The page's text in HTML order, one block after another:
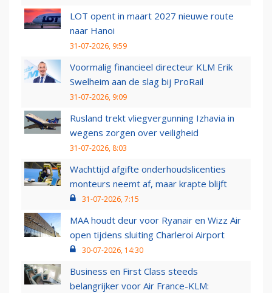
LOT opent in maart 2027 nieuwe route
naar Hanoi
31-07-2026, 9:59
Voormalig financieel directeur KLM Erik
Swelheim aan de slag bij ProRail
31-07-2026, 9:09
Rusland trekt vliegvergunning Izhavia in
wegens zorgen over veiligheid
31-07-2026, 8:03
Wachttijd afgifte onderhoudslicenties
monteurs neemt af, maar krapte blijft
31-07-2026, 7:15
MAA houdt deur voor Ryanair en Wizz Air
open tijdens sluiting Charleroi Airport
30-07-2026, 14:30
Business en First Class steeds
belangrijker voor Air France-KLM: